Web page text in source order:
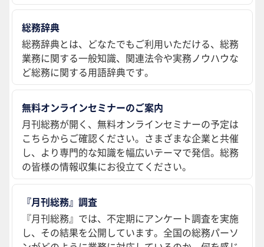
総務辞典
総務辞典とは、どなたでもご利用いただける、総務
業務に関する一般知識、関連法令や実務ノウハウな
ど総務に関する用語辞典です。
無料オンラインセミナーのご案内
月刊総務が開く、無料オンラインセミナーの予定は
こちらからご確認ください。さまざまな企業と共催
し、より専門的な知識を幅広いテーマで発信。総務
の皆様の情報収集にお役立てください。
『月刊総務』調査
『月刊総務』では、不定期にアンケート調査を実施
し、その結果を公開しています。全国の総務パーソ